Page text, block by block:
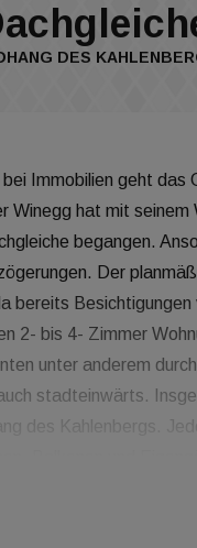
DES
Immobilien geht das
Winegg hat mit seinem
begangen.
Der
bereits
2- bis 4- Zimmer
unter anderem
stadteinwärts.
des Kahlenbergs.